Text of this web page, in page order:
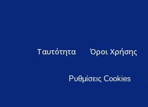
Ταυτότητα Όροι Χρήσης
Ρυθμίσεις Cookies